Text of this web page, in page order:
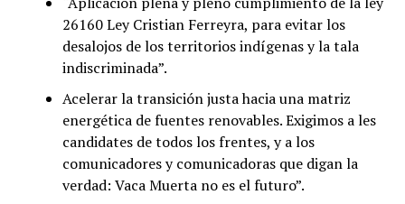
26160 Ley Cristian Ferreyra, para evitar los
desalojos de los territorios indígenas y la tala
indiscriminada”.
Acelerar la transición justa hacia una matriz
energética de fuentes renovables. Exigimos a les
candidates de todos los frentes, y a los
comunicadores y comunicadoras que digan la
verdad: Vaca Muerta no es el futuro”.